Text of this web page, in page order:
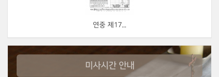
연중 제17...
미사시간 안내